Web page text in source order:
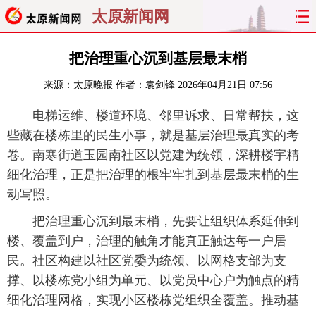
太原新闻网
聚焦 太原
经济 关注 文明 出行
纵横 曝光 综合 专题
旅游 理财 政务 教育
看天下
太原日报 太原晚报 热评 社区
把治理重心沉到基层最末梢
来源： 太原晚报 作者：袁剑锋 2026年04月21日 07:56
电梯运维、楼道环境、邻里诉求、日常帮扶，这
些藏在楼栋里的民生小事，就是基层治理最真实的考
卷。南寒街道玉园南社区以党建为统领，深耕楼宇精
细化治理，正是把治理的根牢牢扎到基层最末梢的生
动写照。
把治理重心沉到最末梢，先要让组织体系延伸到
楼、覆盖到户，治理的触角才能真正触达每一户居
民。社区构建以社区党委为统领、以网格支部为支
撑、以楼栋党小组为单元、以党员中心户为触点的精
细化治理网格，实现小区楼栋党组织全覆盖。推动基